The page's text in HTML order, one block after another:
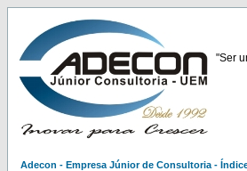
"Ser
Adecon - Empresa Júnior de Consultoria -